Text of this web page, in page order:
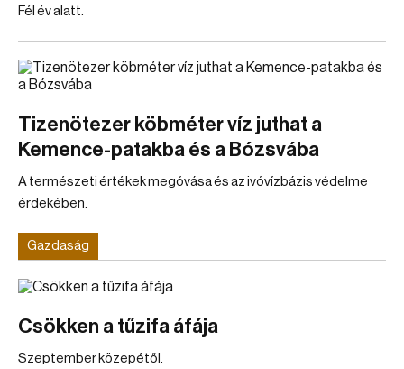
Fél év alatt.
Tizenötezer köbméter víz juthat a
Kemence-patakba és a Bózsvába
A természeti értékek megóvása és az ivóvízbázis védelme
érdekében.
Gazdaság
Csökken a tűzifa áfája
Szeptember közepétől.